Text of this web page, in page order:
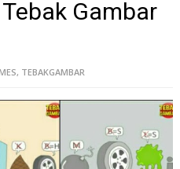
Gambar
, TEBAKGAMBAR